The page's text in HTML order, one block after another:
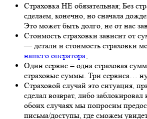
Страховка НЕ обязательная; Без
сделаем, конечно, но сначала
Это может быть долго, не от нас
Стоимость страховки зависит от
— детали и стоимость страховки
нашего оператора;
Один сервис = одна страховая
страховые суммы. Три сервиса…
Страховой случай это ситуация,
сделал возврат, либо заблокировал
обоих случаях мы попросим
письма/доступы, где сможем